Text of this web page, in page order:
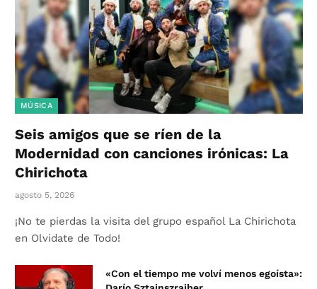
MÚSICA
Seis amigos que se ríen de la
Modernidad con canciones irónicas: La
Chirichota
agosto 5, 2026
¡No te pierdas la visita del grupo español La Chirichota
en Olvidate de Todo!
«Con el tiempo me volví menos egoísta»: